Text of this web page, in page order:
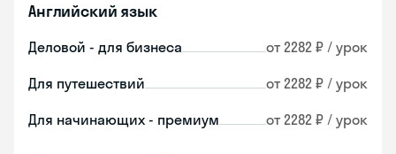
Английский язык
Деловой - для бизнеса от 2282 ₽ / урок
Для путешествий от 2282 ₽ / урок
Для начинающих - премиум от 2282 ₽ / урок